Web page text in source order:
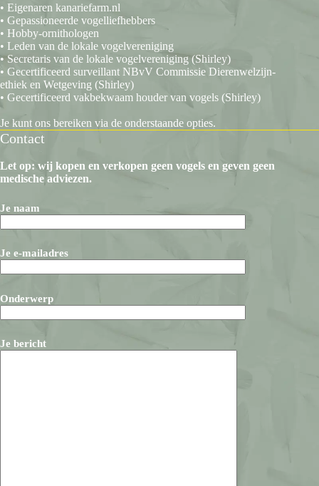
• Eigenaren kanariefarm.nl
• Gepassioneerde vogelliefhebbers
• Hobby-ornithologen
• Leden van de lokale vogelvereniging
• Secretaris van de lokale vogelvereniging (Shirley)
• Gecertificeerd surveillant NBvV Commissie Dierenwelzijn-
ethiek en Wetgeving (Shirley)
• Gecertificeerd vakbekwaam houder van vogels (Shirley)
Je kunt ons bereiken via de onderstaande opties.
Contact
Let op: wij kopen en verkopen geen vogels en geven geen
medische adviezen.
Je naam
Je e-mailadres
Onderwerp
Je bericht